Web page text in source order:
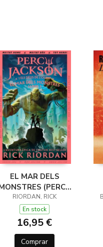
EL MAR DELS
(PERCY
JACKSON I ELS
DÉUS DE L'OLIMP 2)
RIORDAN, RICK
En stock
16,95 €
Comprar